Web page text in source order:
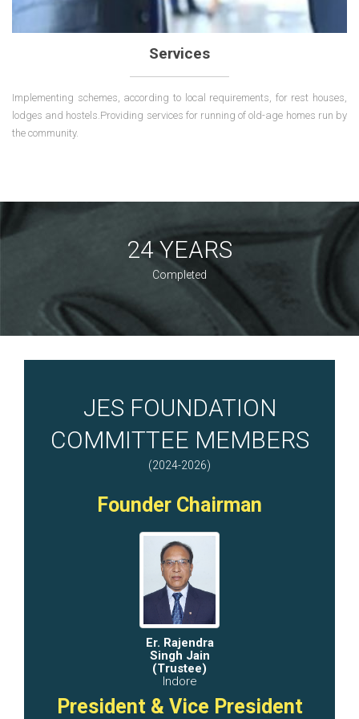
Services
Implementing schemes, according to local requirements, for rest houses,
lodges and hostels.Providing services for running of old-age homes run by
the community.
24 YEARS
Completed
JES FOUNDATION
COMMITTEE MEMBERS
(2024-2026)
Founder Chairman
Er. Rajendra
Singh Jain
(Trustee)
Indore
President & Vice President